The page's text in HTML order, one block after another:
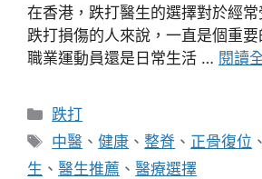
在香港，跌打醫生的選擇對於經
跌打損傷的人來說，一直是個重
職業運動員還是日常生活 … 閱讀
分
類
跌打
標
籤
中醫 、健康 、整脊 、 正骨復位
生 、 醫生推薦 、 醫療選擇